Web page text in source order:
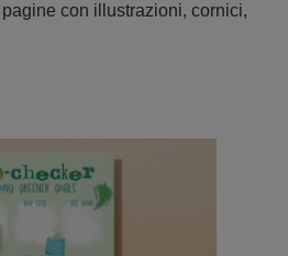
con illustrazioni, cornici,